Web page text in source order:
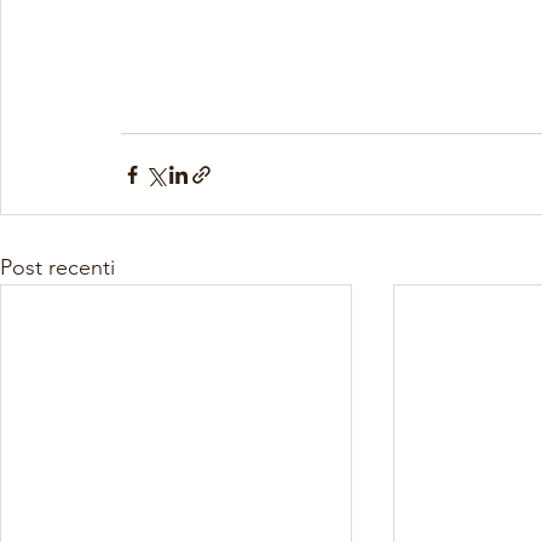
Post recenti